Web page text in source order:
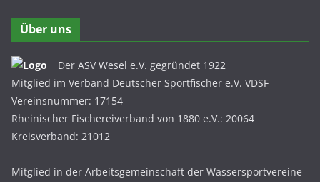
Über uns
Der ASV Wesel e.V. gegründet 1922
Mitglied im Verband Deutscher Sportfischer e.V. VDSF
Vereinsnummer: 17154
Rheinischer Fischereiverband von 1880 e.V.: 20064
Kreisverband: 21012
Mitglied in der Arbeitsgemeinschaft der Wassersportvereine